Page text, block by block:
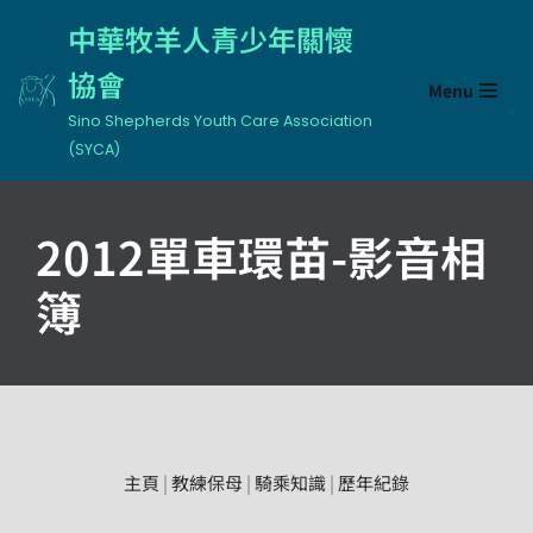
to
content
中華牧羊人青少年關懷
協會
Sino Shepherds Youth Care Association
(SYCA)
Menu
2012單車環苗-影音相
簿
主頁 |教練保母| 騎乘知識| 歷年紀錄